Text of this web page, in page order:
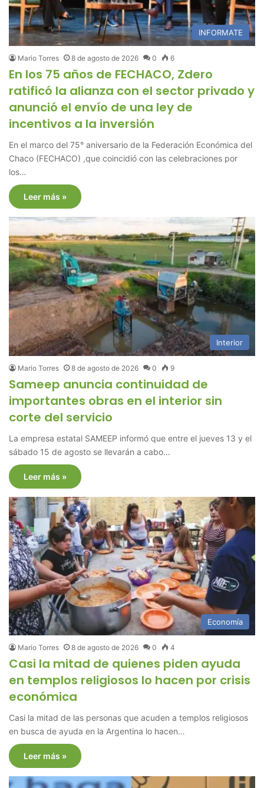
INFORMATE
Mario Torres 8 de agosto de 2026 0 6
En los 75 años de FECHACO, Zdero
ratificó la alianza con el sector privado y
anunció el envío de una ley de
incentivos a la inversión
En el marco del 75° aniversario de la Federación Económica del
Chaco (FECHACO) ,que coincidió con las celebraciones por
los…
Leer más »
Interior
Mario Torres 8 de agosto de 2026 0 9
Sameep anuncia continuidad de
importantes obras en el interior sin
corte del servicio
La empresa estatal SAMEEP informó que entre el jueves 13 y el
sábado 15 de agosto se llevarán a cabo…
Leer más »
Economía
Mario Torres 8 de agosto de 2026 0 4
Casi la mitad de quienes piden ayuda
en templos religiosos lo hacen por crisis
económica
Casi la mitad de las personas que acuden a templos religiosos
en busca de ayuda en la Argentina lo hacen…
Leer más »